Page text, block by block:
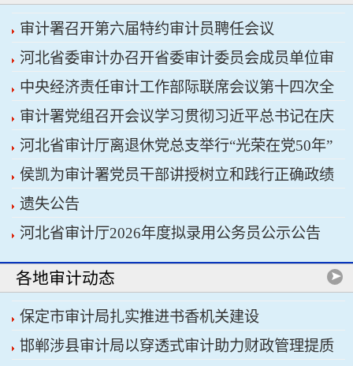
审计署召开第六届特约审计员聘任会议
河北省委审计办召开省委审计委员会成员单位审
计重点工作协调推进会议暨省经济责任审计工作厅
际联席会议
中央经济责任审计工作部际联席会议第十四次全
体会议召开
审计署党组召开会议学习贯彻习近平总书记在庆
祝中国共产党成立105周年大会上的重要讲话精神
河北省审计厅离退休党总支举行“光荣在党50年”
纪念章颁发仪式
侯凯为审计署党员干部讲授树立和践行正确政绩
观学习教育专题党课
遗失公告
河北省审计厅2026年度拟录用公务员公示公告
各地审计动态
保定市审计局扎实推进书香机关建设
邯郸涉县审计局以穿透式审计助力财政管理提质